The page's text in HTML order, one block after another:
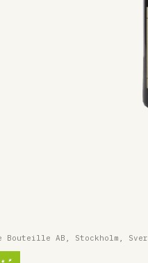
Bouteille AB, Stockholm,